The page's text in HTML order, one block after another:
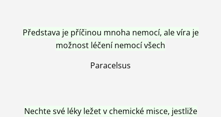
Představa je příčinou mnoha nemocí, ale víra je
možnost léčení nemocí všech
Paracelsus
Nechte své léky ležet v chemické misce, jestliže